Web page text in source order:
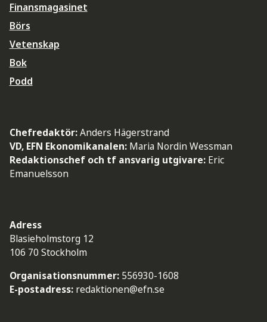
Finansmagasinet
Börs
Vetenskap
Bok
Podd
Chefredaktör:Anders Hägerstrand
VD, EFN Ekonomikanalen: Maria Nordin Wessman
Redaktionschef och tf ansvarig utgivare: Eric
Emanuelsson
Adress
Blasieholmstorg 12
106 70 Stockholm
Organisationsnummer: 556930-1608
E-postadress: redaktionen@efn.se